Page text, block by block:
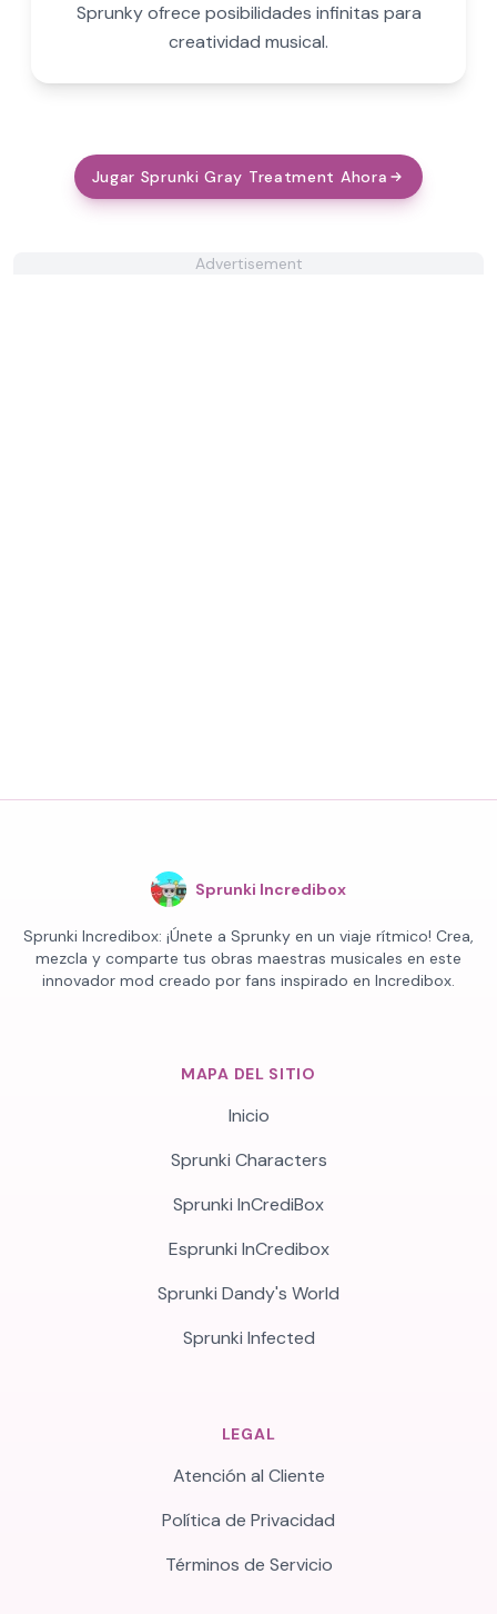
Sprunky ofrece posibilidades infinitas para
creatividad musical.
Jugar Sprunki Gray Treatment Ahora
Advertisement
Sprunki Incredibox
Sprunki Incredibox: ¡Únete a Sprunky en un viaje rítmico! Crea,
mezcla y comparte tus obras maestras musicales en este
innovador mod creado por fans inspirado en Incredibox.
MAPA DEL SITIO
Inicio
Sprunki Characters
Sprunki InCrediBox
Esprunki InCredibox
Sprunki Dandy's World
Sprunki Infected
LEGAL
Atención al Cliente
Política de Privacidad
Términos de Servicio